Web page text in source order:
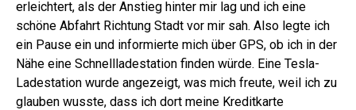
erleichtert, als der Anstieg hinter mir lag und ich eine
schöne Abfahrt Richtung Stadt vor mir sah. Also legte ich
ein Pause ein und informierte mich über GPS, ob ich in der
Nähe eine Schnellladestation finden würde. Eine Tesla-
Ladestation wurde angezeigt, was mich freute, weil ich zu
glauben wusste, dass ich dort meine Kreditkarte